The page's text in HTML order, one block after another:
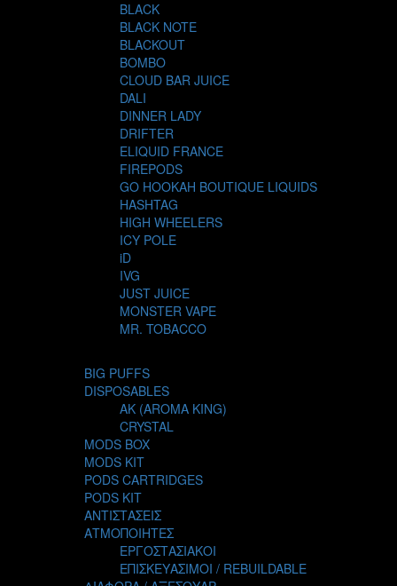
BLACK
BLACK NOTE
BLACKOUT
BOMBO
CLOUD BAR JUICE
DALI
DINNER LADY
DRIFTER
ELIQUID FRANCE
FIREPODS
GO HOOKAH BOUTIQUE LIQUIDS
HASHTAG
HIGH WHEELERS
ICY POLE
iD
IVG
JUST JUICE
MONSTER VAPE
MR. TOBACCO
NUBO
OMERTA LIQUIDS
OPMH PROJECT
S-ELF JUICE
SADBOY
SCANDAL
SECRET FOREST
STEAM CITY LIQUIDS
STEAM TRAIN
STEAMPUNK
TALES
TATTOO
BIG PUFFS
DISPOSABLES
AK (AROMA KING)
CRYSTAL
MODS BOX
MODS KIT
PODS CARTRIDGES
PODS KIT
ΑΝΤΙΣΤΑΣΕΙΣ
ΑΤΜΟΠΟΙΗΤΕΣ
ΕΡΓΟΣΤΑΣΙΑΚΟΙ
ΕΠΙΣΚΕΥΑΣΙΜΟΙ / REBUILDABLE